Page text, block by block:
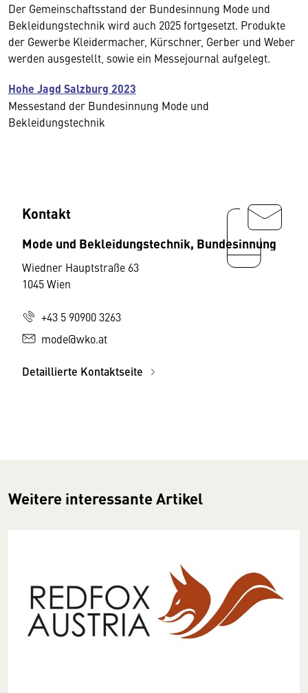
Der Gemeinschaftsstand der Bundesinnung Mode und
Bekleidungstechnik wird auch 2025 fortgesetzt. Produkte
der Gewerbe Kleidermacher, Kürschner, Gerber und Weber
werden ausgestellt, sowie ein Messejournal aufgelegt.
Hohe Jagd Salzburg 2023
Messestand der Bundesinnung Mode und
Bekleidungstechnik
Kontakt
Mode und Bekleidungstechnik, Bundesinnung
Wiedner Hauptstraße 63
1045 Wien
+43 5 90900 3263
mode@wko.at
Detaillierte Kontaktseite
Weitere interessante Artikel